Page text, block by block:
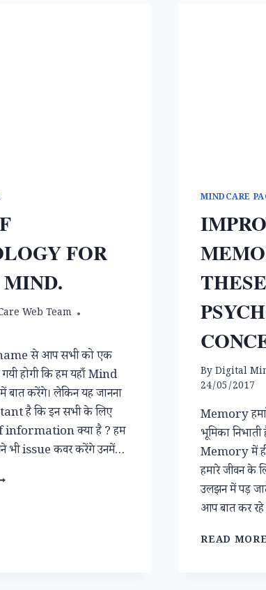
FOR
Web Team
से आप सभी को एक
होगी कि हम यहाँ Mind
बात करेंगे। लेकिन यह जानना
है कि इन सभी के लिए
information क्या है ? हम
भी issue कवर करेंगे उनमें…
MINDCARE
THESE
ByDigital
24/05/2017
Memory
भूमिका
Memory में ही
हमारे जीवन के
उलझन में पड़
आप बात कर
READ MORE